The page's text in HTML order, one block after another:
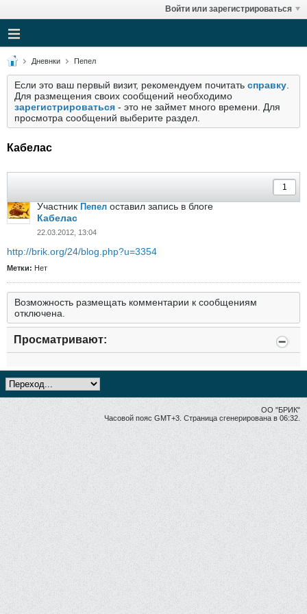
Войти или зарегистрироваться
Дневнки Пепел
Если это ваш первый визит, рекомендуем почитать справку
Для размещения своих сообщений необходимо
зарегистрироваться - это не займет много времени. Для
просмотра сообщений выберите раздел.
Кабелас
Участник Пепел оставил запись в блоге
Кабелас
22.03.2012, 13:04
http://brik.org/24/blog.php?u=3354
Метки: Нет
Возможность размещать комментарии к сообщениям
отключена.
Просматривают:
ОО "БРИК"
Часовой пояс GMT+3. Страница сгенерирована в 06:32.